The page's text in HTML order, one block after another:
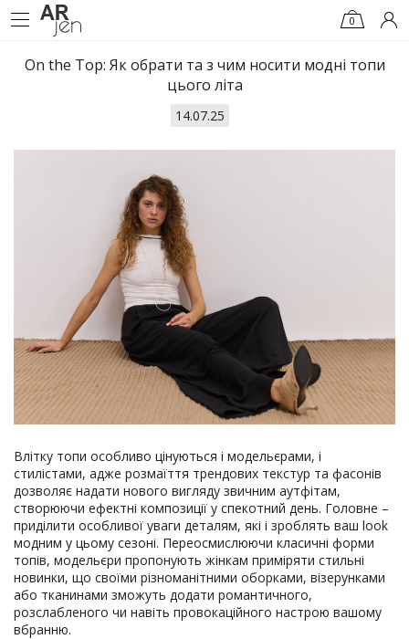
0
On the Top: Як обрати та з чим носити модні топи
цього літа
14.07.25
Влітку топи особливо цінуються і модельєрами, і
стилістами, адже розмаїття трендових текстур та фасонів
дозволяє надати нового вигляду звичним аутфітам,
створюючи ефектні композиції у спекотний день. Головне –
приділити особливої уваги деталям, які і зроблять ваш look
модним у цьому сезоні. Переосмислюючи класичні форми
топів, модельєри пропонують жінкам приміряти стильні
новинки, що своїми різноманітними оборками, візерунками
або тканинами зможуть додати романтичного,
розслабленого чи навіть провокаційного настрою вашому
вбранню.